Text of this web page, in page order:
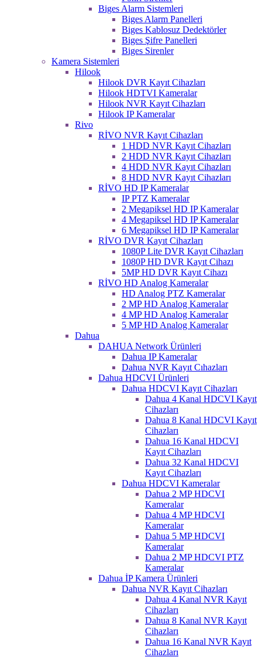
Biges Alarm Sistemleri
Biges Alarm Panelleri
Biges Kablosuz Dedektörler
Biges Şifre Panelleri
Biges Sirenler
Kamera Sistemleri
Hilook
Hilook DVR Kayıt Cihazları
Hilook HDTVI Kameralar
Hilook NVR Kayıt Cihazları
Hilook IP Kameralar
Rivo
RİVO NVR Kayıt Cihazları
1 HDD NVR Kayıt Cihazları
2 HDD NVR Kayıt Cihazları
4 HDD NVR Kayıt Cihazları
8 HDD NVR Kayıt Cihazları
RİVO HD IP Kameralar
IP PTZ Kameralar
2 Megapiksel HD IP Kameralar
4 Megapiksel HD IP Kameralar
6 Megapiksel HD IP Kameralar
RİVO DVR Kayıt Cihazları
1080P Lite DVR Kayıt Cihazları
1080P HD DVR Kayıt Cihazı
5MP HD DVR Kayıt Cihazı
RİVO HD Analog Kameralar
HD Analog PTZ Kameralar
2 MP HD Analog Kameralar
4 MP HD Analog Kameralar
5 MP HD Analog Kameralar
Dahua
DAHUA Network Ürünleri
Dahua IP Kameralar
Dahua NVR Kayıt Cıhazları
Dahua HDCVI Ürünleri
Dahua HDCVI Kayıt Cihazları
Dahua 4 Kanal HDCVI Kayıt
Cihazları
Dahua 8 Kanal HDCVI Kayıt
Cihazları
Dahua 16 Kanal HDCVI
Kayıt Cihazları
Dahua 32 Kanal HDCVI
Kayıt Cihazları
Dahua HDCVI Kameralar
Dahua 2 MP HDCVI
Kameralar
Dahua 4 MP HDCVI
Kameralar
Dahua 5 MP HDCVI
Kameralar
Dahua 2 MP HDCVI PTZ
Kameralar
Dahua İP Kamera Ürünleri
Dahua NVR Kayıt Cihazları
Dahua 4 Kanal NVR Kayıt
Cihazları
Dahua 8 Kanal NVR Kayıt
Cihazları
Dahua 16 Kanal NVR Kayıt
Cihazları